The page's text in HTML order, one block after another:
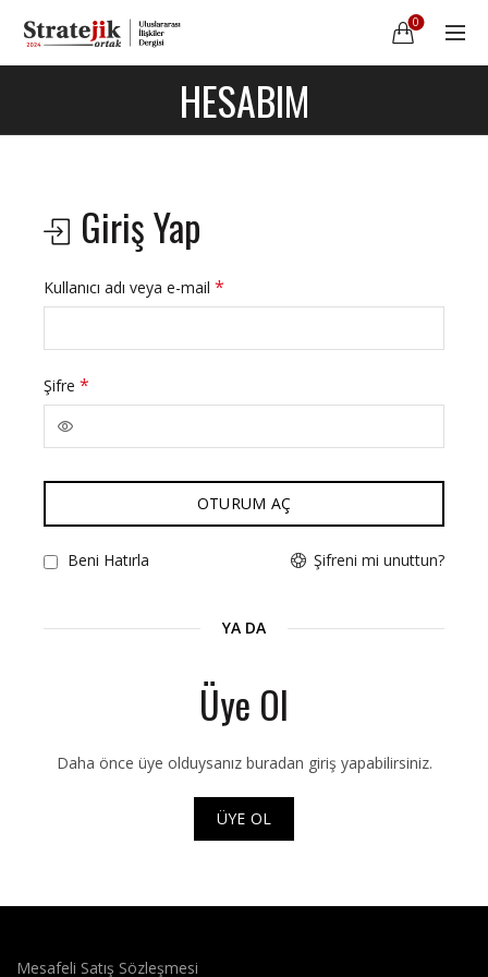
0
HESABIM
Giriş Yap
Kullanıcı adı veya e-mail *
Şifre *
OTURUM AÇ
Şifreni mi unuttun?
Beni Hatırla
YA DA
Üye Ol
Daha önce üye olduysanız buradan giriş yapabilirsiniz.
ÜYE OL
Mesafeli Satış Sözleşmesi